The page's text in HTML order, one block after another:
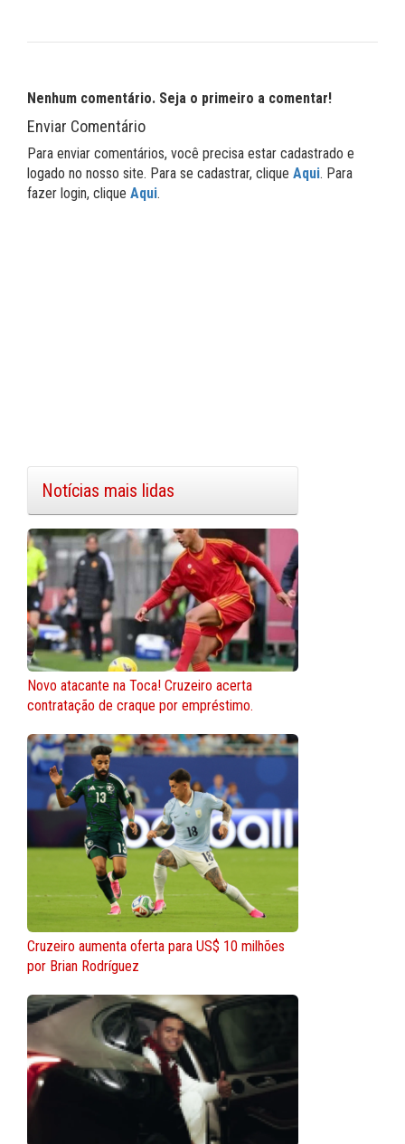
Nenhum comentário. Seja o primeiro a comentar!
Enviar Comentário
Para enviar comentários, você precisa estar cadastrado e
logado no nosso site. Para se cadastrar, clique Aqui. Para
fazer login, clique Aqui.
Notícias mais lidas
Novo atacante na Toca! Cruzeiro acerta
contratação de craque por empréstimo.
Cruzeiro aumenta oferta para US$ 10 milhões
por Brian Rodríguez